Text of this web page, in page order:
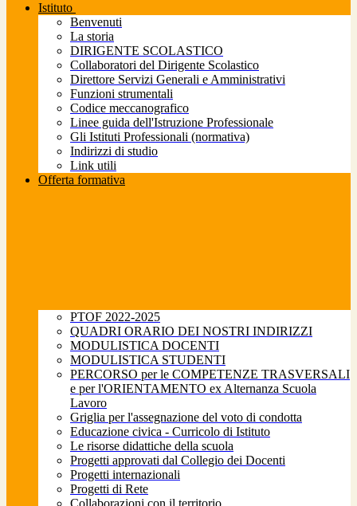
Istituto
Benvenuti
La storia
DIRIGENTE SCOLASTICO
Collaboratori del Dirigente Scolastico
Direttore Servizi Generali e Amministrativi
Funzioni strumentali
Codice meccanografico
Linee guida dell'Istruzione Professionale
Gli Istituti Professionali (normativa)
Indirizzi di studio
Link utili
Offerta formativa
PTOF 2022-2025
QUADRI ORARIO DEI NOSTRI INDIRIZZI
MODULISTICA DOCENTI
MODULISTICA STUDENTI
PERCORSO per le COMPETENZE TRASVERSALI
e per l'ORIENTAMENTO ex Alternanza Scuola
Lavoro
Griglia per l'assegnazione del voto di condotta
Educazione civica - Curricolo di Istituto
Le risorse didattiche della scuola
Progetti approvati dal Collegio dei Docenti
Progetti internazionali
Progetti di Rete